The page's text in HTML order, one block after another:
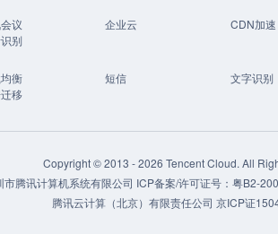
议 企业云 CDN加速
别
衡 短信 文字识别
移
Copyright © 2013 -2026 Tencent Cloud. All
市腾讯计算机系统有限公司 ICP备案/许可证号： 粤B2-
腾讯云计算（北京）有限责任公司 京ICP证